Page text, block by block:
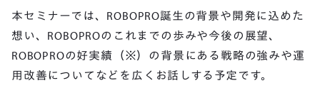
本セミナーでは、ROBOPRO誕生の背景や開発に込めた
想い、ROBOPROのこれまでの歩みや今後の展望、
ROBOPROの好実績（※）の背景にある戦略の強みや運
用改善についてなどを広くお話しする予定です。